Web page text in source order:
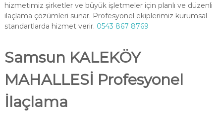
hizmetimiz şirketler ve büyük işletmeler için planlı ve düzenli
ilaçlama çözümleri sunar. Profesyonel ekiplerimiz kurumsal
standartlarda hizmet verir. 0543 867 8769
Samsun KALEKÖY
MAHALLESİ Profesyonel
İlaçlama